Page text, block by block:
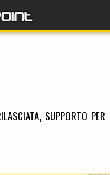
supporto per